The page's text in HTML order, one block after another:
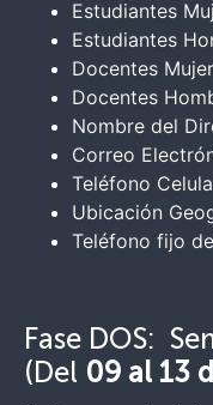
Estudiantes
Estudiantes
Docentes
Docentes
Nombre del
Correo
Teléfono
Ubicación
Teléfono fijo
Fase DOS:
(Del 09 al 13